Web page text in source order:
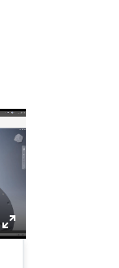
Enter